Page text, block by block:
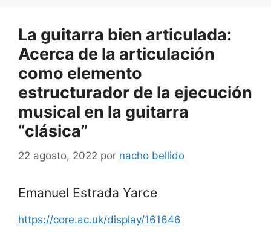
La guitarra bien articulada:
Acerca de la articulación
como elemento
estructurador de la ejecución
musical en la guitarra
“clásica”
22 agosto, 2022 por nacho bellido
Emanuel Estrada Yarce
https://core.ac.uk/display/161646